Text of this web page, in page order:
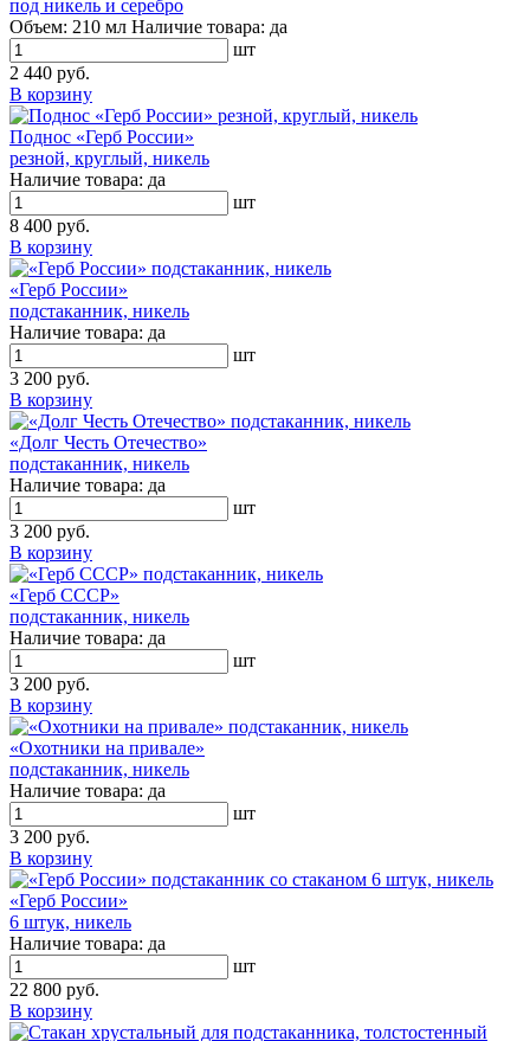
под никель и серебро
Объем: 210 мл Наличие товара: да
шт
2 440 руб.
В корзину
Поднос «Герб России»
резной, круглый, никель
Наличие товара: да
шт
8 400 руб.
В корзину
«Герб России»
подстаканник, никель
Наличие товара: да
шт
3 200 руб.
В корзину
«Долг Честь Отечество»
подстаканник, никель
Наличие товара: да
шт
3 200 руб.
В корзину
«Герб СССР»
подстаканник, никель
Наличие товара: да
шт
3 200 руб.
В корзину
«Охотники на привале»
подстаканник, никель
Наличие товара: да
шт
3 200 руб.
В корзину
«Герб России»
6 штук, никель
Наличие товара: да
шт
22 800 руб.
В корзину